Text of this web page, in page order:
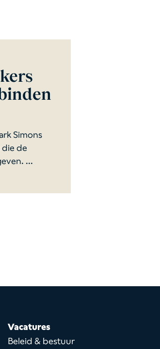
Simons
de
...
Vacatures
Beleid & bestuur